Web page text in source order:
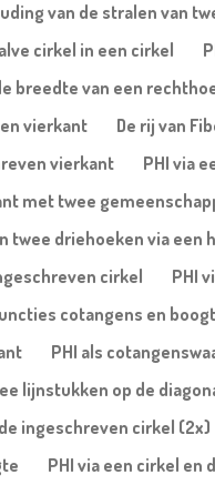
van de stralen van
cirkel in een cirkel
breedte van een
vierkant
De rij van
vierkant
PHI via
met twee
twee driehoeken via een
cirkel
PHI
cotangens en
PHI als
lijnstukken op de
ingeschreven cirkel (2x)
PHI via een cirkel en